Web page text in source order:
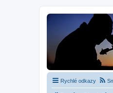
Rychlé odkazy